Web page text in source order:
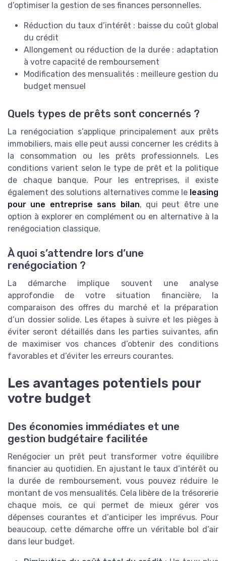
d’optimiser la gestion de ses finances personnelles.
Réduction du taux d’intérêt : baisse du coût global
du crédit
Allongement ou réduction de la durée : adaptation
à votre capacité de remboursement
Modification des mensualités : meilleure gestion du
budget mensuel
Quels types de prêts sont concernés ?
La renégociation s’applique principalement aux prêts
immobiliers, mais elle peut aussi concerner les crédits à
la consommation ou les prêts professionnels. Les
conditions varient selon le type de prêt et la politique
de chaque banque. Pour les entreprises, il existe
également des solutions alternatives comme le leasing
pour une entreprise sans bilan, qui peut être une
option à explorer en complément ou en alternative à la
renégociation classique.
À quoi s’attendre lors d’une
renégociation ?
La démarche implique souvent une analyse
approfondie de votre situation financière, la
comparaison des offres du marché et la préparation
d’un dossier solide. Les étapes à suivre et les pièges à
éviter seront détaillés dans les parties suivantes, afin
de maximiser vos chances d’obtenir des conditions
favorables et d’éviter les erreurs courantes.
Les avantages potentiels pour
votre budget
Des économies immédiates et une
gestion budgétaire facilitée
Renégocier un prêt peut transformer votre équilibre
financier au quotidien. En ajustant le taux d’intérêt ou
la durée de remboursement, vous pouvez réduire le
montant de vos mensualités. Cela libère de la trésorerie
chaque mois, ce qui permet de mieux gérer vos
dépenses courantes et d’anticiper les imprévus. Pour
beaucoup, cette démarche offre un véritable bol d’air
dans leur budget.